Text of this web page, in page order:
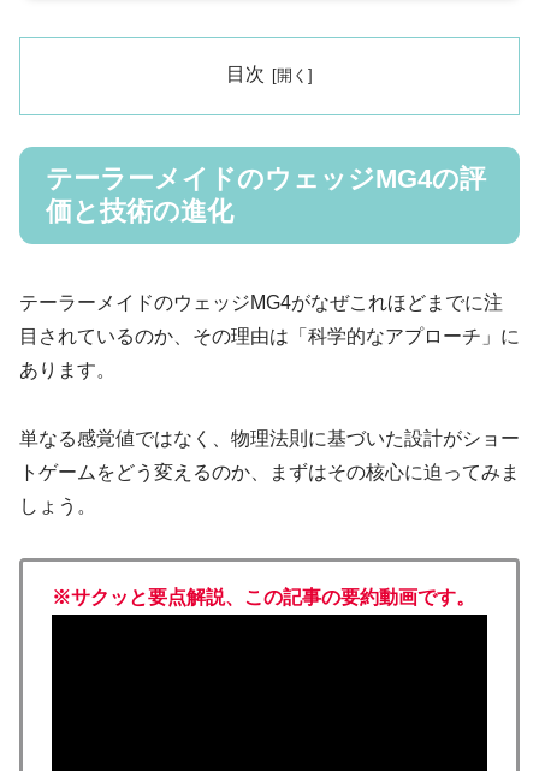
目次
テーラーメイドのウェッジMG4の評
価と技術の進化
テーラーメイドのウェッジMG4がなぜこれほどまでに注
目されているのか、その理由は「科学的なアプローチ」に
あります。
単なる感覚値ではなく、物理法則に基づいた設計がショー
トゲームをどう変えるのか、まずはその核心に迫ってみま
しょう。
※サクッと要点解説、この記事の要約動画です。